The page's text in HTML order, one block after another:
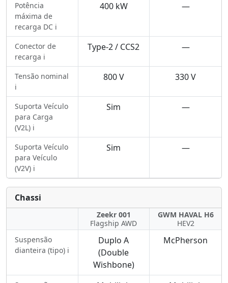
Potência
máxima de
recarga DC ℹ️
400 kW —
Conector de
recarga ℹ️
Type-2 / CCS2 —
Tensão nominal
ℹ️
800 V 330 V
Suporta Veículo
para Carga
(V2L) ℹ️
Sim —
Suporta Veículo
para Veículo
(V2V) ℹ️
Sim —
Chassi
Zeekr 001
Flagship AWD
GWM HAVAL H6
HEV2
Suspensão
dianteira (tipo) ℹ️
Duplo A
(Double
Wishbone)
McPherson